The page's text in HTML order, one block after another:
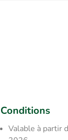
Conditions
Valable à partir